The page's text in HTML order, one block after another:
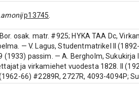
p13745
osak. matr. #925; HYKA TAA Dc,
— V. Lagus, Studentmatrikel II
passim. — A. Bergholm, Sukukirja
ja virkamiehet vuodesta 1828. II
66) #2289R, 2727R, 4093-4094P;